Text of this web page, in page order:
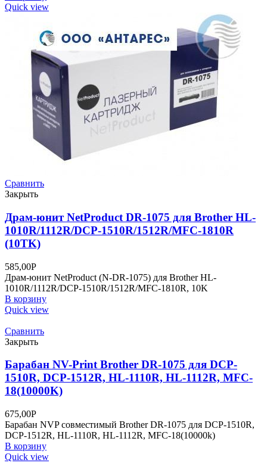
Quick view
Сравнить
Закрыть
Драм-юнит NetProduct DR-1075 для Brother HL-
1010R/1112R/DCP-1510R/1512R/MFC-1810R
(10TK)
585,00Р
Драм-юнит NetProduct (N-DR-1075) для Brother HL-
1010R/1112R/DCP-1510R/1512R/MFC-1810R, 10K
В корзину
Quick view
Сравнить
Закрыть
Барабан NV-Print Brother DR-1075 для DCP-
1510R, DCP-1512R, HL-1110R, HL-1112R, MFC-
18(10000K)
675,00Р
Барабан NVP совместимый Brother DR-1075 для DCP-1510R,
DCP-1512R, HL-1110R, HL-1112R, MFC-18(10000k)
В корзину
Quick view